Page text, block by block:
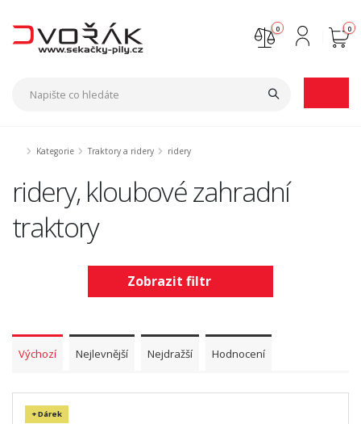
0
0
Kategorie Traktory a ridery ridery
ridery, kloubové zahradní
traktory
Zobrazit filtr
Výchozí Nejlevnější Nejdražší Hodnocení
+ Dárek